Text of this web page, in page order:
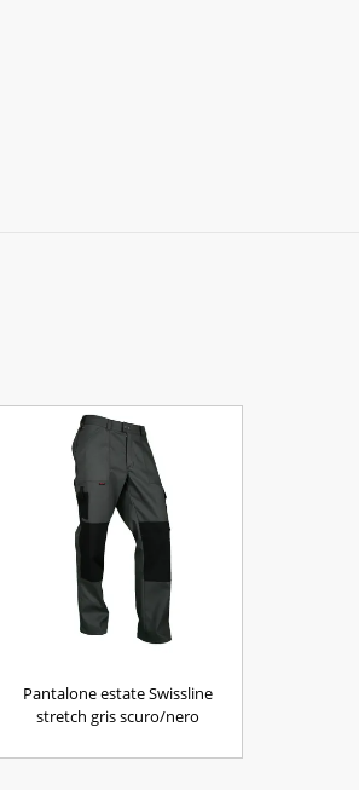
Pantalone estate Swissline
stretch gris scuro/nero